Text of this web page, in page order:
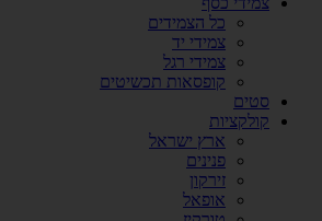
כל הצמידים
צמידי יד
צמידי רגל
קופסאות תכשיטים
סטים
קולקציות
ארץ ישראל
פנינים
זירקון
אופאל